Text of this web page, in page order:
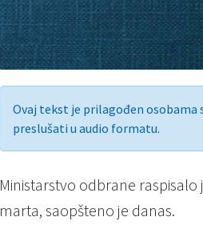
Ovaj tekst je prilagođen osobama
preslušati u audio formatu.
Ministarstvo odbrane
marta, saopšteno je danas.